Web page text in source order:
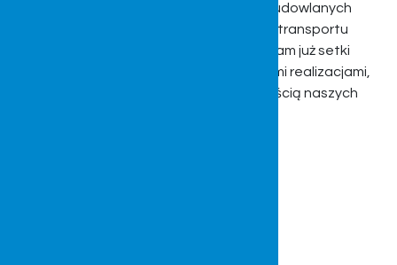
dźwigów, żurawi wieżowych, pojazdów budowlanych
typu minikoparki, wózków elektrycznych transportu
osobowego czy bagażowego. Zaufało nam już setki
klientów, którzy cieszą się profesjonalnymi realizacjami,
indywidualnym podejściem i wysoką jakością naszych